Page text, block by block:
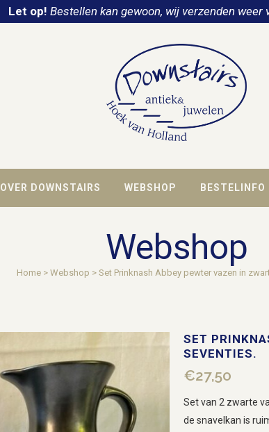
Let op! Bestellen kan gewoon, wij verzenden weer
OVER DOWNSTAIRS WEBSHOP BESTELINFO
Webshop
Home> Webshop > Set Prinknash Abbey pewter vazen in
SET
SEVENTIES.
€27,50
Set van 2 zwarte
de snavelkan is